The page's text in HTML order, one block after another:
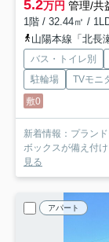
5.2万円 管理/共
1階 / 32.44㎡ /
山陽本線「北長
バス・トイレ別
駐輪場
TVモニ
敷0
新着情報：プラン
ボックスが備え付
見る
アパート